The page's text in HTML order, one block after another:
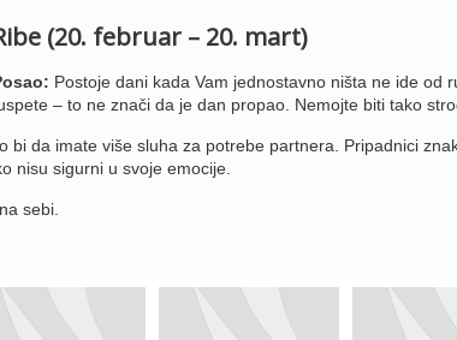
(20. februar – 20. mart)
Postoje dani kada Vam jednostavno ništa ne ide od
– to ne znači da je dan propao. Nemojte biti tako
bi da imate više sluha za potrebe partnera. Pripadnici
nisu sigurni u svoje emocije.
sebi.